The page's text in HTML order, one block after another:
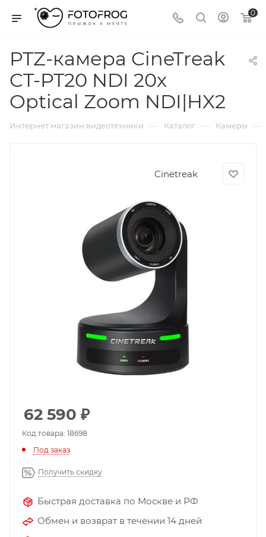
0
PTZ-камера CineTreak
CT-PT20 NDI 20x
Optical Zoom NDI|HX2
Интернет магазин видеотехники — Каталог — Камеры —
Cinetreak
62 590 ₽
Код товара: 18698
Под заказ
Получить скидку
Быстрая доставка по Москве и РФ
Обмен и возврат в течении 14 дней